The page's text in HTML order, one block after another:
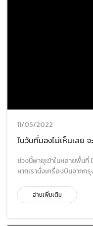
11/05/2022
ในวันที่มองไม่เห็นเลย จ
ช่วงนี้พายุเข้าในหลายพื้น
หากเรานั่งเครื่องบินจากก
อ่านเพิ่มเติม